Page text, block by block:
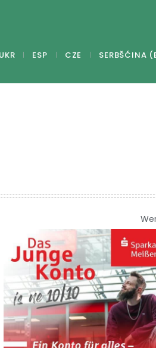
UKR ESP CZE SERBŠĆINA